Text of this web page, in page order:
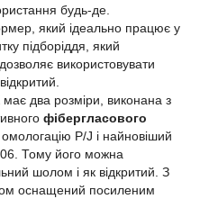
будь-де.
який ідеально працює у
підборіддя, який
використовувати
має два розміри, виконана з
фібергласового
P/J і найновіший
Тому його можна
шолом і як відкритий. З
оснащений посиленим